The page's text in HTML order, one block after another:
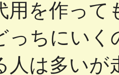
用を作って
っちにいく
人は多いが